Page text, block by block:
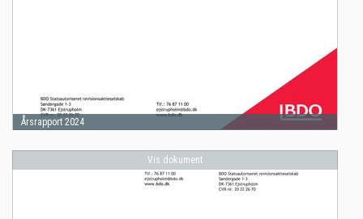
Årsrapport 2024
Vis dokument